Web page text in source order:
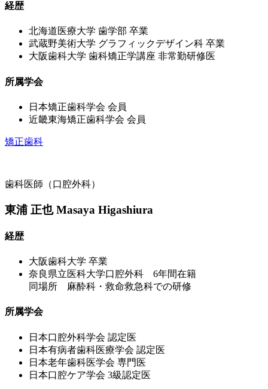
経歴
北海道医療大学 歯学部 卒業
武蔵野美術大学 グラフィックデザイン科 卒業
大阪歯科大学 歯科矯正学講座 非常勤研修医
所属学会
日本矯正歯科学会 会員
近畿東海矯正歯科学会 会員
矯正歯科
歯科医師（口腔外科）
東浦 正也Masaya Higashiura
経歴
大阪歯科大学 卒業
奈良県立医科大学口腔外科 6年間在籍
同場所 麻酔科・救命救急科での研修
所属学会
日本口腔外科学会 認定医
日本有病者歯科医療学会 認定医
日本老年歯科医学会 専門医
日本口腔ケア学会 3級認定医